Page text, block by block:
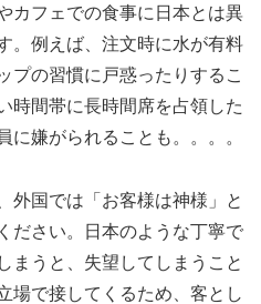
カフェでの食事に日本とは異
。例えば、注文時に水が有料
プの習慣に戸惑ったりするこ
時間帯に長時間席を占領した
に嫌がられることも。。。。
外国では「お客様は神様」と
ださい。日本のような丁寧で
まうと、失望してしまうこと
場で接してくるため、客とし